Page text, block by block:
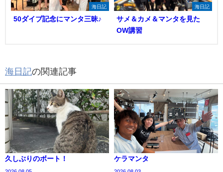
海日記
50ダイブ記念にマンタ三昧♪
海日記
サメ＆カメ＆マンタを見た
OW講習
海日記の関連記事
久しぶりのボート！ ケラマンタ